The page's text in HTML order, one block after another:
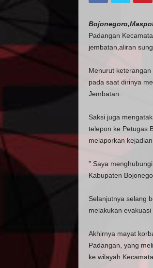
Padangan
jembatan,aliran
Menurut
pada saat dirinya
Jembatan.
Saksi juga
telepon ke Petugas
melaporkan
” Saya
Kabupaten
Selanjutnya selang
melakukan evakuasi
Akhirnya mayat
Padangan, yang
ke wilayah